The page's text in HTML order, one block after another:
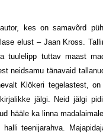
kes on samavõrd
elust – Jaan Kross.
tuule­lipp tuttav maast
neidsamu tänavaid
Klökeri tegelastest,
jälgi. Neid jälgi
hääle ka linna
teenijarahva.